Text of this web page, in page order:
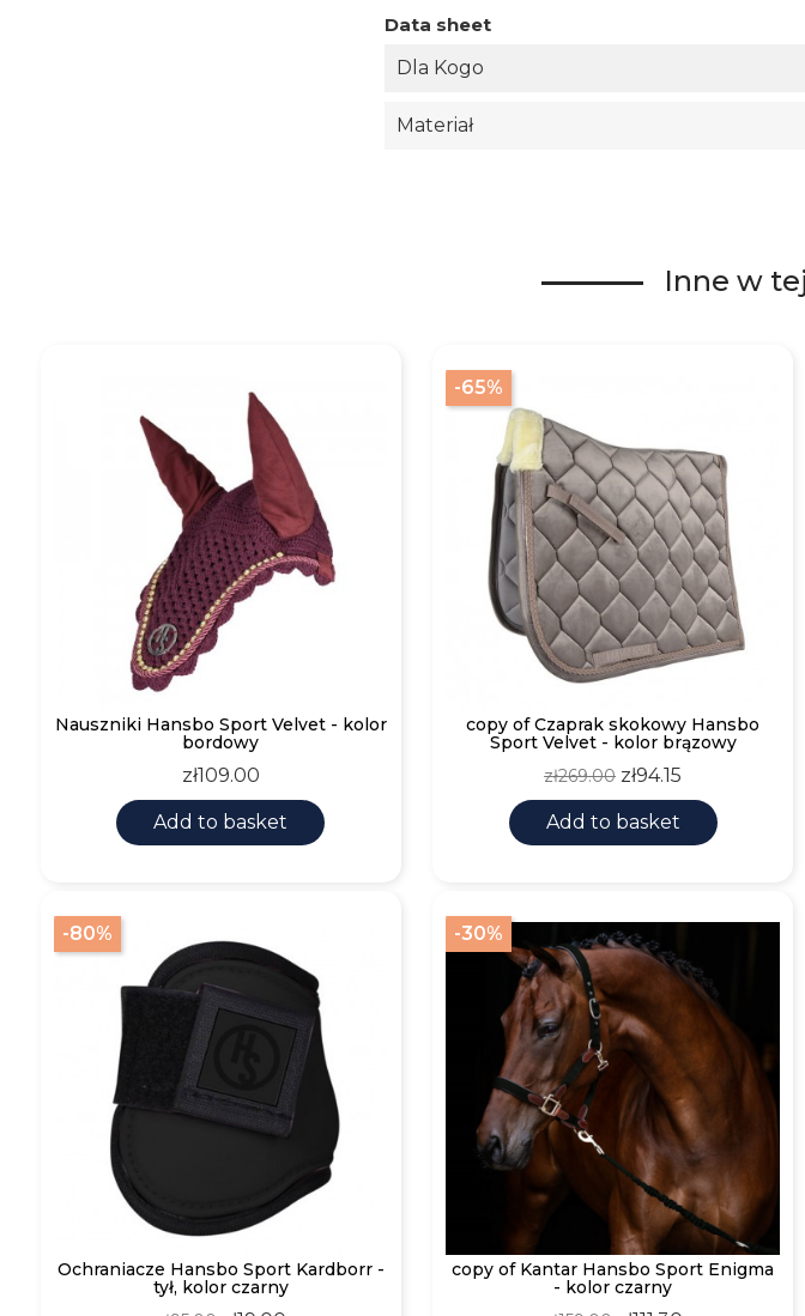
Data sheet
Dla Kogo
Materiał
Inne w
Nauszniki Hansbo Sport Velvet - kolor
bordowy
Price
zł109.00
Add to basket
-65%
copy of Czaprak skokowy Hansbo
Sport Velvet - kolor brązowy
Regular
price
zł269.00 Price
zł94.15
Add to basket
-80%
Ochraniacze Hansbo Sport Kardborr -
tył, kolor czarny
-30%
copy of Kantar Hansbo Sport Enigma
- kolor czarny